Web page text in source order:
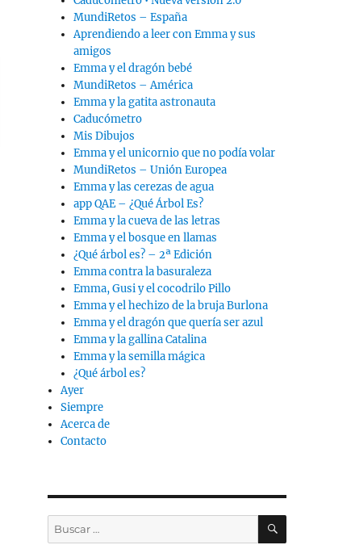
MundiRetos – España
Aprendiendo a leer con Emma y sus
amigos
Emma y el dragón bebé
MundiRetos – América
Emma y la gatita astronauta
Caducómetro
Mis Dibujos
Emma y el unicornio que no podía volar
MundiRetos – Unión Europea
Emma y las cerezas de agua
app QAE – ¿Qué Árbol Es?
Emma y la cueva de las letras
Emma y el bosque en llamas
¿Qué árbol es? – 2ª Edición
Emma contra la basuraleza
Emma, Gusi y el cocodrilo Pillo
Emma y el hechizo de la bruja Burlona
Emma y el dragón que quería ser azul
Emma y la gallina Catalina
Emma y la semilla mágica
¿Qué árbol es?
Ayer
Siempre
Acerca de
Contacto
Buscar
por:
BUSCAR